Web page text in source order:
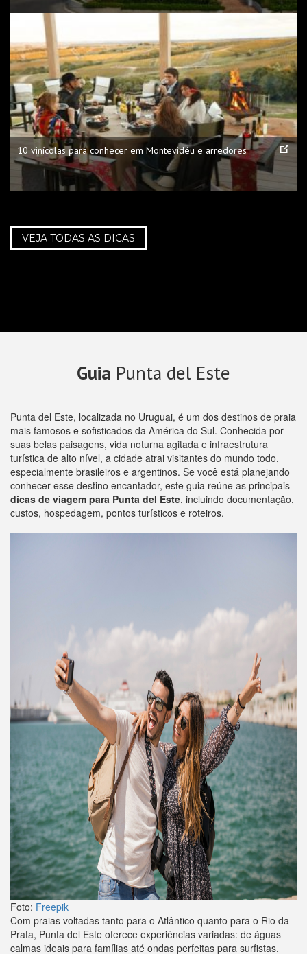
10 vinícolas para conhecer em Montevidéu e arredores
VEJA TODAS AS DICAS
Guia Punta del Este
Punta del Este, localizada no Uruguai, é um dos destinos de praia
mais famosos e sofisticados da América do Sul. Conhecida por
suas belas paisagens, vida noturna agitada e infraestrutura
turística de alto nível, a cidade atrai visitantes do mundo todo,
especialmente brasileiros e argentinos. Se você está planejando
conhecer esse destino encantador, este guia reúne as principais
dicas de viagem para Punta del Este, incluindo documentação,
custos, hospedagem, pontos turísticos e roteiros.
Foto: Freepik
Com praias voltadas tanto para o Atlântico quanto para o Rio da
Prata, Punta del Este oferece experiências variadas: de águas
calmas ideais para famílias até ondas perfeitas para surfistas.